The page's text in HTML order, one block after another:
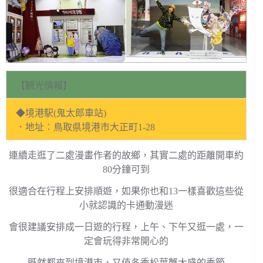
【観光情報】
◆境港駅(鬼太郎車站)
．地址︰鳥取県境港市大正町1-28
連續走逛了二處漫畫作者的故鄉，其實二處的距離開車約
80分鐘可到
很適合在行程上安排順遊，如果你也和13一樣喜歡這些從
小就認識的卡通動漫迷
會很建議安排成一日遊的行程，上午、下午又逛一處，一
定會玩得非常開心的